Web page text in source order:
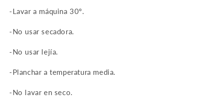
-Lavar a máquina 30º.
-No usar secadora.
-No usar lejía.
-Planchar a temperatura media.
-No lavar en seco.